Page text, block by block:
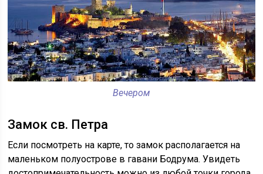
Вечером
Замок св. Петра
Если посмотреть на карте, то замок располагается на
маленьком полуострове в гавани Бодрума. Увидеть